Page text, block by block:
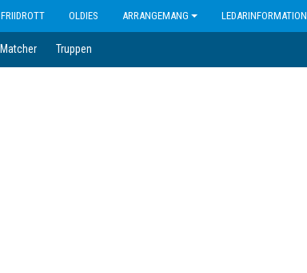
FRIIDROTT OLDIES ARRANGEMANG LEDARINFORMATION
Matcher Truppen